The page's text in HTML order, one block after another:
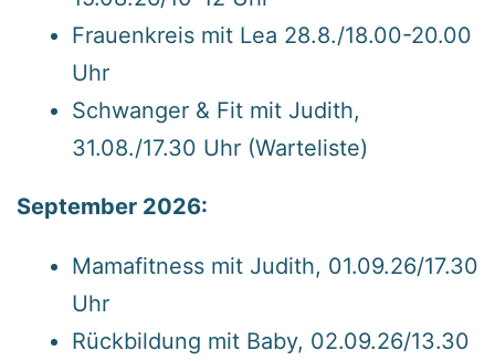
Frauenkreis mit Lea 28.8./18.00-20.00
Uhr
Schwanger & Fit mit Judith,
31.08./17.30 Uhr (Warteliste)
September 2026:
Mamafitness mit Judith, 01.09.26/17.30
Uhr
Rückbildung mit Baby, 02.09.26/13.30